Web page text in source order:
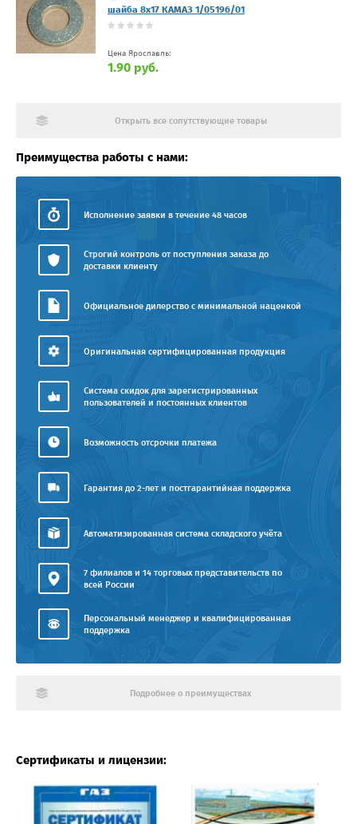
шайба 8х17 КАМАЗ 1/05196/01
Цена Ярославль:
1.90 руб.
Открыть все сопутствующие товары
Преимущества работы с нами:
Исполнение заявки в течение 48 часов
Строгий контроль от поступления заказа до
доставки клиенту
Официальное дилерство с минимальной наценкой
Оригинальная сертифицированная продукция
Система скидок для зарегистрированных
пользователей и постоянных клиентов
Возможность отсрочки платежа
Гарантия до 2-лет и постгарантийная поддержка
Автоматизированная система складского учёта
7 филиалов и 14 торговых представительств по
всей России
Персональный менеджер и квалифицированная
поддержка
Подробнее о преимуществах
Сертификаты и лицензии: